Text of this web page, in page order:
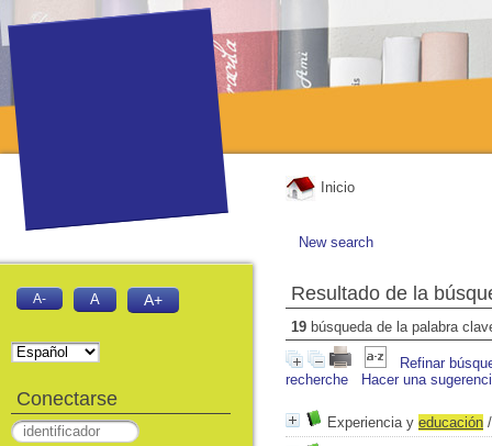
Inicio
New search
Resultado de la
19 búsqueda de la palabra
Refinar
recherche
Hacer una
Experiencia y educación
A- A A+
Conectarse